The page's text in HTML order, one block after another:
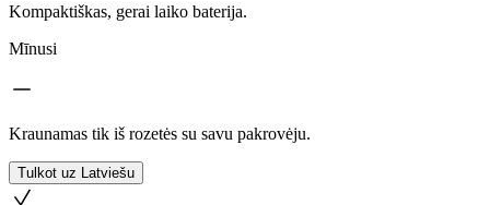
Kompaktiškas, gerai laiko baterija.
Mīnusi
Kraunamas tik iš rozetės su savu pakrovėju.
Tulkot uz Latviešu